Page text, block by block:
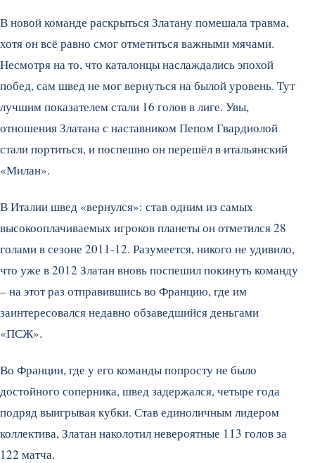
В новой команде раскрыться Златану помешала травма,
хотя он всё равно смог отметиться важными мячами.
Несмотря на то, что каталонцы наслаждались эпохой
побед, сам швед не мог вернуться на былой уровень. Тут
лучшим показателем стали 16 голов в лиге. Увы,
отношения Златана с наставником Пепом Гвардиолой
стали портиться, и поспешно он перешёл в итальянский
«Милан».
В Италии швед «вернулся»: став одним из самых
высокооплачиваемых игроков планеты он отметился 28
голами в сезоне 2011-12. Разумеется, никого не удивило,
что уже в 2012 Златан вновь поспешил покинуть команду
– на этот раз отправившись во Францию, где им
заинтересовался недавно обзаведшийся деньгами
«ПСЖ».
Во Франции, где у его команды попросту не было
достойного соперника, швед задержался, четыре года
подряд выигрывая кубки. Став единоличным лидером
коллектива, Златан наколотил невероятные 113 голов за
122 матча.